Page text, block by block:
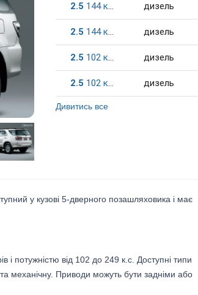
2.5 144 к.c. дизель
2.5 144 к.c. дизель
2.5 102 к.c. дизель
2.5 102 к.c. дизель
Дивитись все
у кузові 5-дверного позашляховика і має
і потужністю від 102 до 249 к.с. Доступні типи
механічну. Приводи можуть бути задніми або